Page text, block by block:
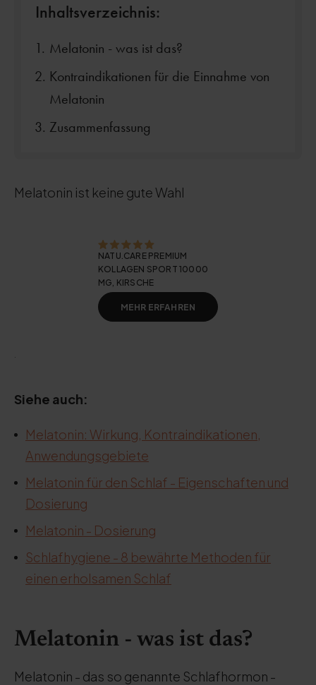
Inhaltsverzeichnis:
Melatonin - was ist das?
Kontraindikationen für die Einnahme von
Melatonin
Zusammenfassung
Melatonin ist keine gute Wahl
NATU.CARE PREMIUM
KOLLAGEN SPORT 10000
MG, KIRSCHE
MEHR ERFAHREN
Siehe auch:
Melatonin: Wirkung, Kontraindikationen,
Anwendungsgebiete
Melatonin für den Schlaf - Eigenschaften und
Dosierung
Melatonin - Dosierung
Schlafhygiene - 8 bewährte Methoden für
einen erholsamen Schlaf
Melatonin - was ist das?
Melatonin - das so genannte Schlafhormon -